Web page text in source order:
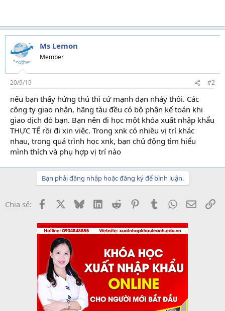
Ms Lemon
Member
20/9/19 #2
nếu bạn thấy hứng thú thì cứ mạnh dạn nhảy thôi. Các
công ty giao nhận, hãng tàu đều có bộ phận kế toán khi
giao dịch đó bạn. Bạn nên đi học một khóa xuất nhập khẩu
THỰC TẾ rồi đi xin việc. Trong xnk có nhiều vị trí khác
nhau, trong quá trình học xnk, bạn chủ động tìm hiểu
mình thích và phụ hợp vị trí nào
Bạn phải đăng nhập hoặc đăng ký để bình luận.
Chia sẻ: Facebook BlueskyLinkedInReddit PinterestTumblrWhatsApp
Email